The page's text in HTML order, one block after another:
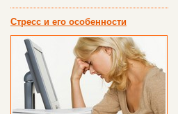
Стресс и его особенности